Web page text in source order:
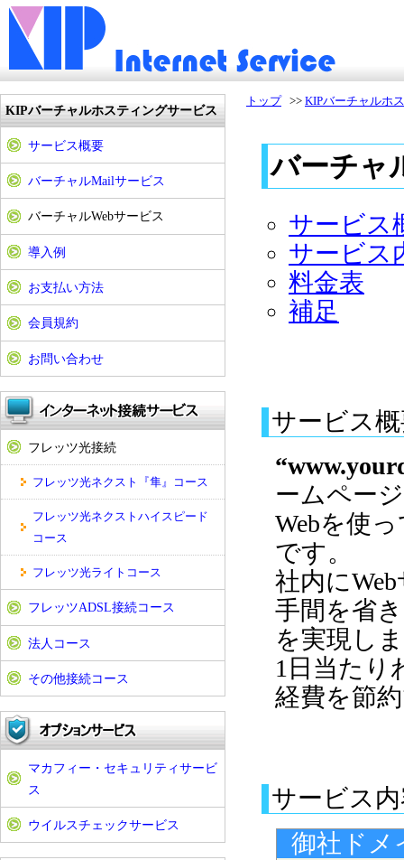
KIPバーチャルホスティングサービス
サービス概要
バーチャルMailサービス
バーチャルWebサービス
導入例
お支払い方法
会員規約
お問い合わせ
フレッツ光接続
フレッツ光ネクスト『隼』コース
フレッツ光ネクストハイスピード
コース
フレッツ光ライトコース
フレッツADSL接続コース
法人コース
その他接続コース
マカフィー・セキュリティサービ
ス
ウイルスチェックサービス
トップ >> KIPバーチャルホ
バーチャ
サービス
サービス
料金表
補足
サービス
ームペー
Webを使
です。
社内に
手間を省
を実現し
1日当たり
経費を節
サービス
御社ドメ